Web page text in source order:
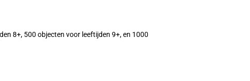
8+, 500 objecten voor leeftijden 9+, en 1000